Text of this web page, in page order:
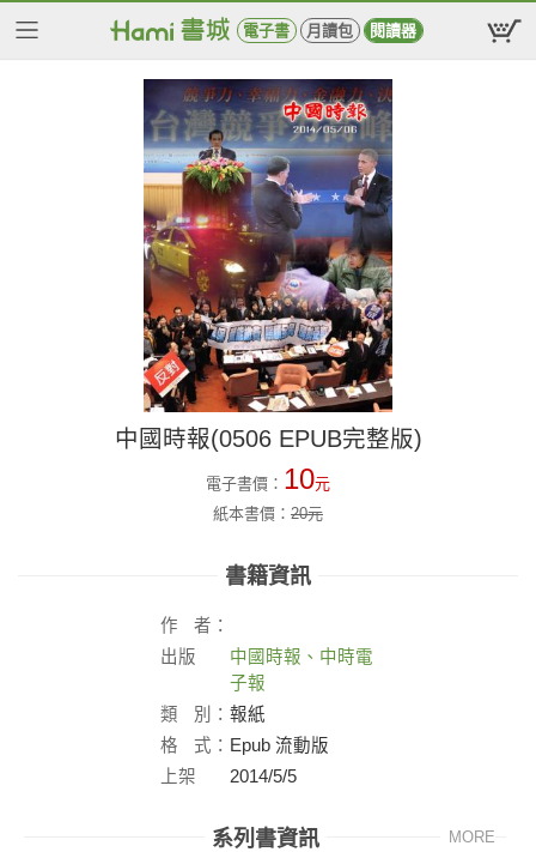
電子書 月讀包 閱讀器
中國時報(0506 EPUB完整版)
電子書價： 10元
紙本書價： 20元
書籍資訊
作
者：
出版
中國時報、中時電
子報
類
別： 報紙
格
式： Epub 流動版
上架
2014/5/5
系列書資訊 MORE